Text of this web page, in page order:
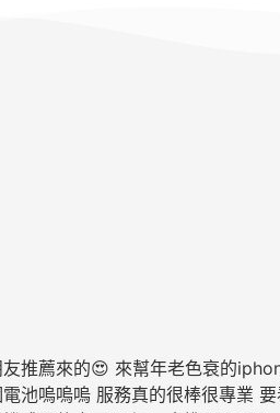
友推薦來的😍 來幫年老色衰的
池嗚嗚嗚 服務真的很棒很專業